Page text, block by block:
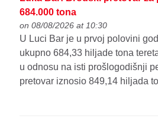
684.000 tona
on 08/08/2026 at 10:30
U Luci Bar je u prvoj polovini
ukupno 684,33 hiljade tona
u odnosu na isti prošlogodišnji
pretovar iznosio 849,14 hiljada